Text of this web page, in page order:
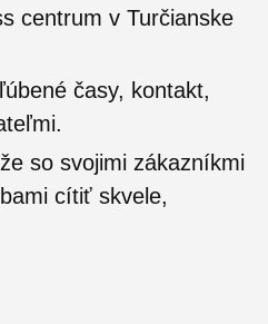
centrum v Turčianske
časy, kontakt,
so svojimi zákazníkmi
cítiť skvele,